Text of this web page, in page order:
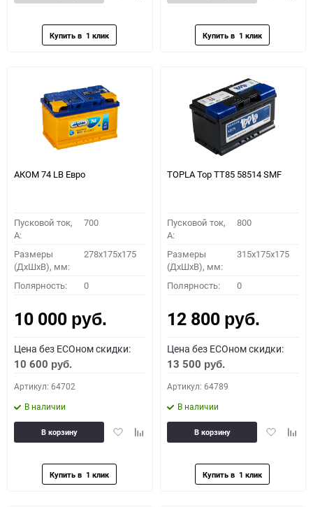
АКОМ 74 LB Евро
Пусковой ток,
A:
700
Размеры
(ДхШхВ), мм:
278x175x175
Полярность: 0
10 000 руб.
Цена без ECOном скидки:
10 600 руб.
Артикул: 64702
В наличии
ДобавитьДобавить
В корзину
TOPLA Top TT85 58514 SMF
Пусковой ток,
A:
800
Размеры
(ДхШхВ), мм:
315x175x175
Полярность: 0
12 800 руб.
Цена без ECOном скидки:
13 500 руб.
Артикул: 64789
В наличии
Добавить
В корзину